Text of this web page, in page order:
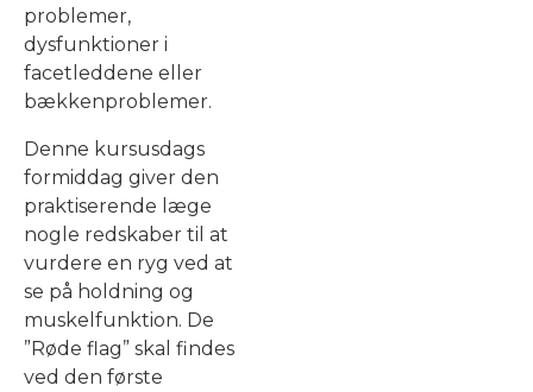
problemer,
dysfunktioner i
facetleddene eller
bækkenproblemer.
Denne kursusdags
formiddag giver den
praktiserende læge
nogle redskaber til at
vurdere en ryg ved at
se på holdning og
muskelfunktion. De
”Røde flag” skal findes
ved den første